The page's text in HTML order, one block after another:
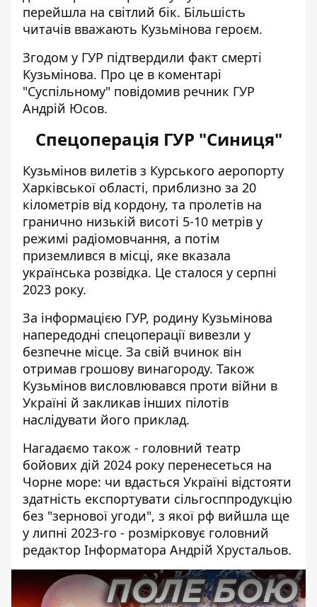
перейшла на світлий бік. Більшість
читачів вважають Кузьмінова героєм.
Згодом у ГУР підтвердили факт смерті
Кузьмінова. Про це в коментарі
"Суспільному" повідомив речник ГУР
Андрій Юсов.
Спецоперація ГУР "Синиця"
Кузьмінов вилетів з Курського аеропорту
Харківської області, приблизно за 20
кілометрів від кордону, та пролетів на
гранично низькій висоті 5-10 метрів у
режимі радіомовчання, а потім
приземлився в місці, яке вказала
українська розвідка. Це сталося у серпні
2023 року.
За інформацією ГУР, родину Кузьмінова
напередодні спецоперації вивезли у
безпечне місце. За свій вчинок він
отримав грошову винагороду. Також
Кузьмінов висловлювався проти війни в
Україні й закликав інших пілотів
наслідувати його приклад.
Нагадаємо також - головний театр
бойових дій 2024 року перенесеться на
Чорне море: чи вдасться Україні відстояти
здатність експортувати сільгосппродукцію
без "зернової угоди", з якої рф вийшла ще
у липні 2023-го - розмірковує головний
редактор Інформатора Андрій Хрустальов.